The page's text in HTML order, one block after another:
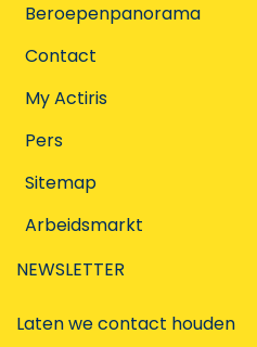
Beroepenpanorama
Contact
My Actiris
Pers
Sitemap
Arbeidsmarkt
NEWSLETTER
Laten we contact houden